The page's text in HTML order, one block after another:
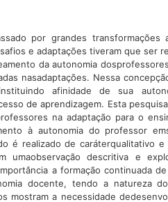
por grandes
e adaptações tiveram que ser
da autonomia
nasadaptações. Nessa
afinidade de sua
de aprendizagem. Esta
na adaptação para o
à autonomia do professor
é realizado de caráterqualitativo
umaobservação descritiva e
a formação continuada
docente, tendo a natureza
mostram a necessidade